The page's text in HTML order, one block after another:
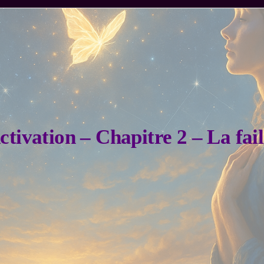
– Chapitre 2 – La